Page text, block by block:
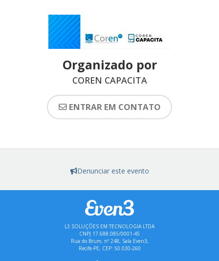
Organizado por
COREN CAPACITA
ENTRAR EM CONTATO
Denunciar este evento
L3 SOLUÇÕES EM TECNOLOGIA LTDA
CNPJ 17.688.085/0001-45
Rua do Brum, nº 248, Sala Even3,
Recife-PE, CEP: 50.030-260